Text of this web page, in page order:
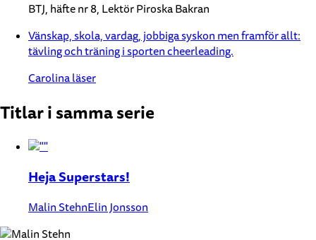
BTJ, häfte nr 8, Lektör Piroska Bakran
Vänskap, skola, vardag, jobbiga syskon men framför allt:
tävling och träning i sporten cheerleading.
Carolina läser
Titlar i samma serie
Heja Superstars!
Malin StehnElin Jonsson